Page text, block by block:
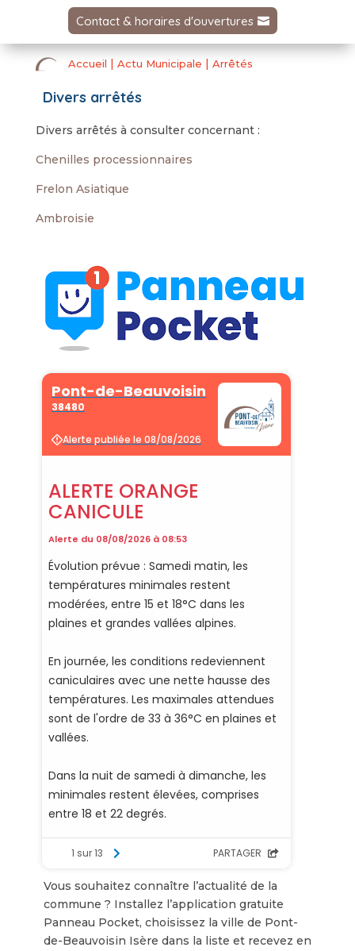
Contact & horaires d'ouvertures
Accueil | Actu Municipale | Arrêtés
Divers arrêtés
Divers arrêtés à consulter concernant :
Chenilles processionnaires
Frelon Asiatique
Ambroisie
Vous souhaitez connaître l’actualité de la
commune ? Installez l’application gratuite
Panneau Pocket, choisissez la ville de Pont-
de-Beauvoisin Isère dans la liste et recevez en